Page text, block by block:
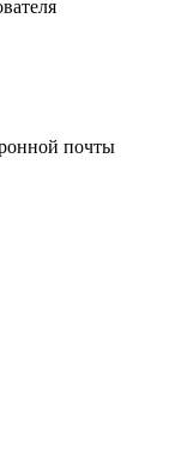
почты